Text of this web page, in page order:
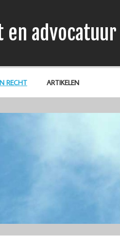
en advocatuur
RECHT ARTIKELEN